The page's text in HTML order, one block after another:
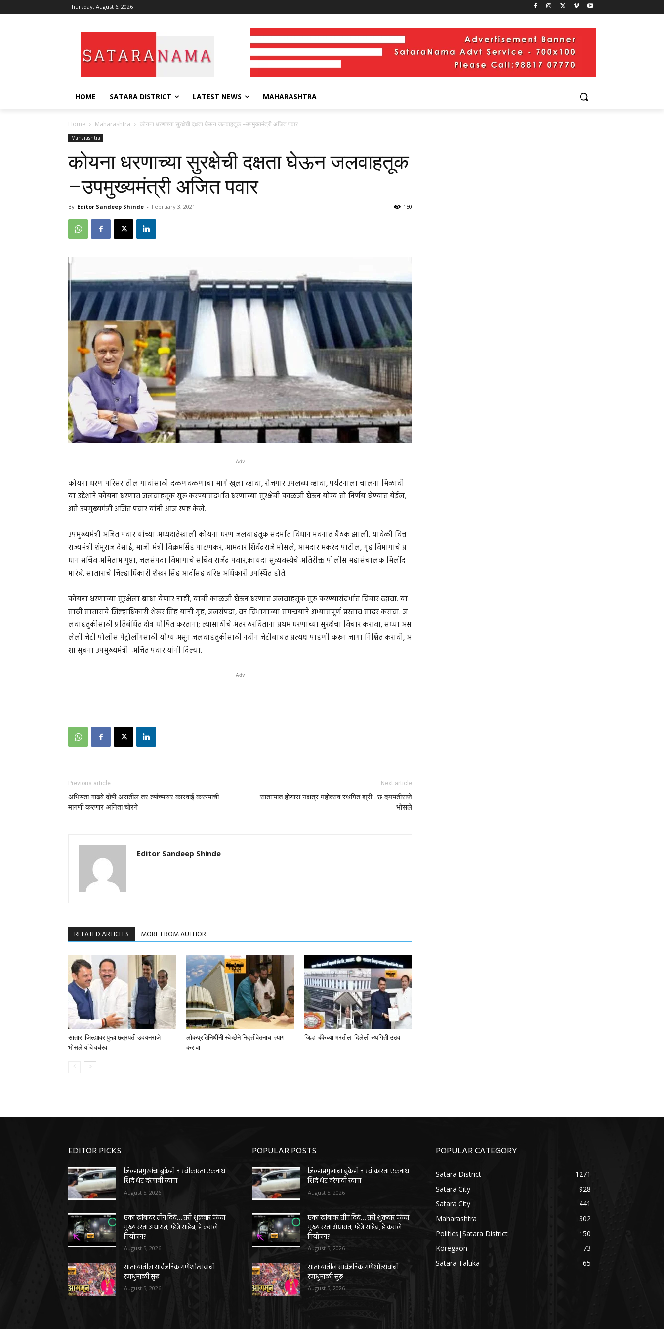
Thursday, August 6, 2026
HOME SATARA DISTRICT LATEST NEWS MAHARASHTRA
Home Maharashtra कोयना धरणाच्या सुरक्षेची दक्षता घेऊन जलवाहतूक –उपमुख्यमंत्री अजित पवार
Maharashtra
कोयना धरणाच्या सुरक्षेची दक्षता घेऊन जलवाहतूक
–उपमुख्यमंत्री अजित पवार
By Editor Sandeep Shinde - February 3, 2021 150
Adv
कोयना धरण परिसरातील गावांसाठी दळणवळणाचा मार्ग खुला व्हावा, रोजगार उपलब्ध व्हावा, पर्यटनाला चालना मिळावी
या उद्देशाने कोयना धरणात जलवाहतूक सुरू करण्यासंदर्भात धरणाच्या सुरक्षेची काळजी घेऊन योग्य तो निर्णय घेण्यात येईल,
असे उपमुख्यमंत्री अजित पवार यांनी आज स्पष्ट केले.
उपमुख्यमंत्री अजित पवार यांच्या अध्यक्षतेखाली कोयना धरण जलवाहतूक संदर्भात विधान भवनात बैठक झाली. यावेळी वित्त
राज्यमंत्री शंभूराज देसाई, माजी मंत्री विक्रमसिंह पाटणकर, आमदार शिवेंद्रराजे भोसले, आमदार मकरंद पाटील, गृह विभागाचे प्र
धान सचिव अमिताभ गुप्ता, जलसंपदा विभागाचे सचिव राजेंद्र पवार,कायदा सुव्यवस्थेचे अतिरीक्त पोलीस महासंचालक मिलींद
भारंबे, साताराचे जिल्हाधिकारी शेखर सिंह आदींसह वरिष्ठ अधिकारी उपस्थित होते.
कोयना धरणाच्या सुरक्षेला बाधा येणार नाही, याची काळजी घेऊन धरणात जलवाहतूक सुरू करण्यासंदर्भात विचार व्हावा. या
साठी साताराचे जिल्हाधिकारी शेखर सिंह यांनी गृह, जलसंपदा, वन विभागाच्या समन्वयाने अभ्यासपूर्ण प्रस्ताव सादर करावा. ज
लवाहतुकीसाठी प्रतिबंधित क्षेत्र घोषित करताना; त्यासाठीचे अंतर ठरविताना प्रथम धरणाच्या सुरक्षेचा विचार करावा, सध्या अस
लेली जेटी पोलीस पेट्रोलींगसाठी योग्य असून जलवाहतुकीसाठी नवीन जेटीबाबत प्रत्यक्ष पाहणी करून जागा निश्चित करावी, अ
शा सूचना उपमुख्यमंत्री अजित पवार यांनी दिल्या.
Adv
Previous article
अभियंता गाढवे दोषी असतील तर त्यांच्यावर कारवाई करण्याची
मागणी करणार अनिता चोरगे
Next article
साताऱ्यात होणारा नक्षत्र महोत्सव स्थगित श्री . छ दमयंतीराजे
भोसले
Editor Sandeep Shinde
RELATED ARTICLES MORE FROM AUTHOR
सातारा जिल्ह्यावर पुन्हा छत्रपती उदयनराजे
भोसले यांचे वर्चस्व
लोकप्रतिनिधींनी स्वेच्छेने निवृत्तीवेतनाचा त्याग
करावा
जिल्हा बँकेच्या भरतीला दिलेली स्थगिती उठवा
EDITOR PICKS
जिल्हाप्रमुखांचा बुकेही न स्वीकारता एकनाथ
शिंदे थेट दरेगावी रवाना
August 5, 2026
एका खांबावर तीन दिवे… तरी शुक्रवार पेठेचा
मुख्य रस्ता अंधारात; म्हेत्रे साहेब, हे कसले
नियोजन?
August 5, 2026
साताऱ्यातील सार्वजनिक गणेशोत्सवाची
रणधुमाळी सुरू
August 5, 2026
POPULAR POSTS
जिल्हाप्रमुखांचा बुकेही न स्वीकारता एकनाथ
शिंदे थेट दरेगावी रवाना
August 5, 2026
एका खांबावर तीन दिवे… तरी शुक्रवार पेठेचा
मुख्य रस्ता अंधारात; म्हेत्रे साहेब, हे कसले
नियोजन?
August 5, 2026
साताऱ्यातील सार्वजनिक गणेशोत्सवाची
रणधुमाळी सुरू
August 5, 2026
POPULAR CATEGORY
Satara District
1271
Satara City
928
Satara City
441
Maharashtra
302
Politics|Satara District
150
Koregaon
73
Satara Taluka
65